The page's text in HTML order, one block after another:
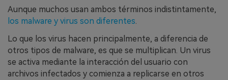
Aunque muchos usan ambos términos indistintamente,
los malware y virus son diferentes
Lo que los virus hacen principalmente, a diferencia de
otros tipos de malware, es que se multiplican. Un virus
se activa mediante la interacción del usuario con
archivos infectados y comienza a replicarse en otros